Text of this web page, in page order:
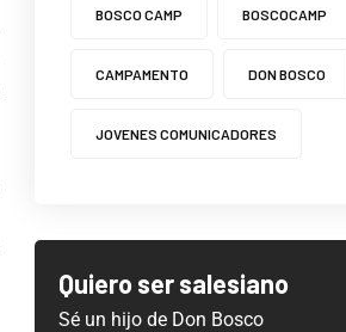
BOSCO CAMP BOSCOCAMP
CAMPAMENTO DON BOSCO
JOVENES COMUNICADORES
Quiero ser salesiano
Sé un hijo de Don Bosco